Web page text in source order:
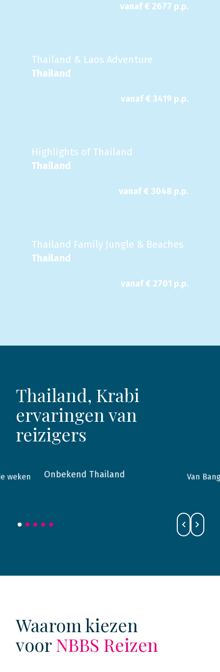
vanaf € 2677 p.p.
Thailand & Laos Adventure
Thailand
vanaf € 3419 p.p.
Highlights of Thailand
Thailand
vanaf € 3048 p.p.
Thailand Family Jungle & Beaches
Thailand
vanaf € 2701 p.p.
Thailand, Krabi
ervaringen van
reizigers
weken 2019 Thailand
Onbekend Thailand
2017
Van
Waarom kiezen
voorNBBS Reizen